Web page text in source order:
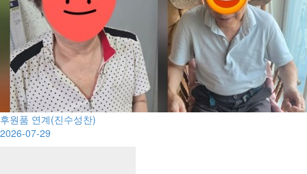
후원품 연계(진수성찬)
2026-07-29